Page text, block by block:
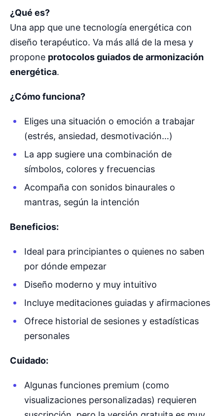
¿Qué es?
Una app que une tecnología energética con
diseño terapéutico. Va más allá de la mesa y
propone protocolos guiados de armonización
energética.
¿Cómo funciona?
Eliges una situación o emoción a trabajar
(estrés, ansiedad, desmotivación…)
La app sugiere una combinación de
símbolos, colores y frecuencias
Acompaña con sonidos binaurales o
mantras, según la intención
Beneficios:
Ideal para principiantes o quienes no saben
por dónde empezar
Diseño moderno y muy intuitivo
Incluye meditaciones guiadas y afirmaciones
Ofrece historial de sesiones y estadísticas
personales
Cuidado:
Algunas funciones premium (como
visualizaciones personalizadas) requieren